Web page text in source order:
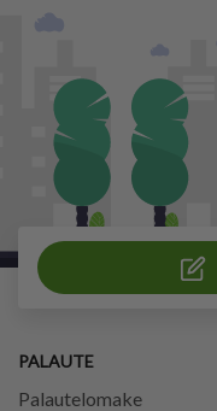
PALAUTE
Palautelomake